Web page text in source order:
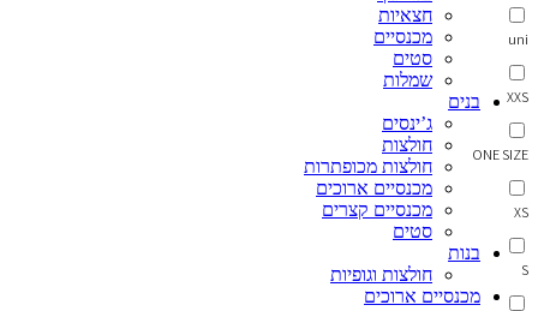
uni
XXS
ONE SIZE
XS
S
חצאיות
מכנסיים
סטים
שמלות
בנים
ג’ינסים
חולצות
חולצות מכופתרות
מכנסיים ארוכים
מכנסיים קצרים
סטים
בנות
חולצות וגופיות
מכנסיים ארוכים